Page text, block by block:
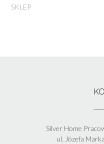
SKLEP
Silver Home
ul. Józefa